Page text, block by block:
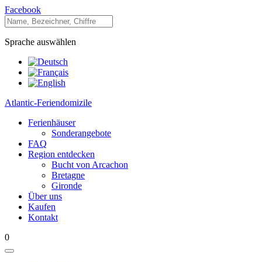
Facebook
Sprache auswählen
Atlantic-Feriendomizile
Ferienhäuser
Sonderangebote
FAQ
Region entdecken
Bucht von Arcachon
Bretagne
Gironde
Über uns
Kaufen
Kontakt
0